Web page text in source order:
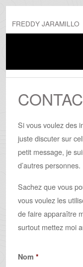
FREDDY JARAMILLO
Si vous voulez des
juste discuter sur
petit message, je
d’autres personnes.
Sachez que vous
vous voulez les
de faire apparaître
surtout mettez moi
Nom *